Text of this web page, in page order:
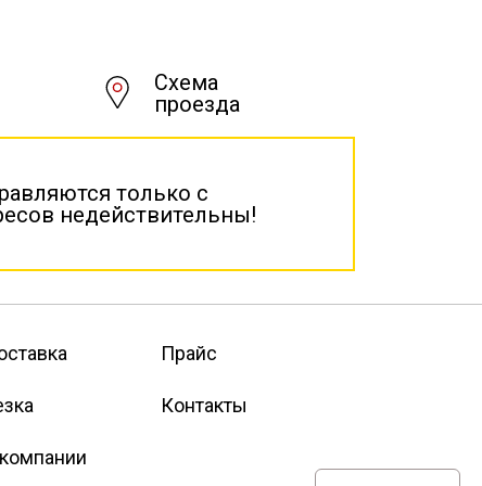
Схема
проезда
только с
недействительны!
Прайс
Контакты